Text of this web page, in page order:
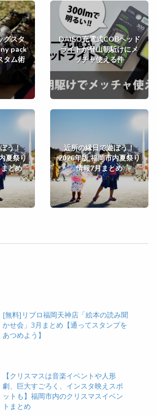
グスタ
pack
タム術
DAISO充電式COBヘッド
ライトが登山朝駈けにメ
ッチャ使える件
う！
夏祭り
とめ
近所の縁日で遊ぼう！
2026年版 福岡市内夏祭り
情報7月まとめ
[無料]リブロ福岡天神店「絵本の読み聞
かせ会」3月まとめ【通ってスタンプを
あつめよう】
【クリスマスは音楽イベントや人形
劇、巨大すごろく、インスタ映えスポ
ットも】福岡市内のクリスマスイベン
トまとめ